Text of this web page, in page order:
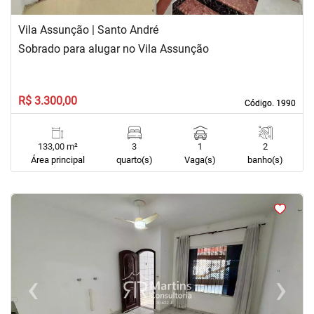
Vila Assunção | Santo André
Código. 1990
Código. 1990
Sobrado para alugar no Vila Assunção
R$ 3.300,00
133,00 m²
Área principal
3
quarto(s)
1
Vaga(s)
2
banho(s)
<
‹Previous ›Next